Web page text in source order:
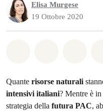
Elisa Murgese
19 Ottobre 2020
Quante risorse naturali
intensivi italiani? Mentre è
strategia della futura PAC,